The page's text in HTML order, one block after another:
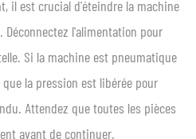
il est crucial d'éteindre la machine
l'alimentation pour
Si la machine est pneumatique
la pression est libérée pour
Attendez que toutes les pièces
avant de continuer.